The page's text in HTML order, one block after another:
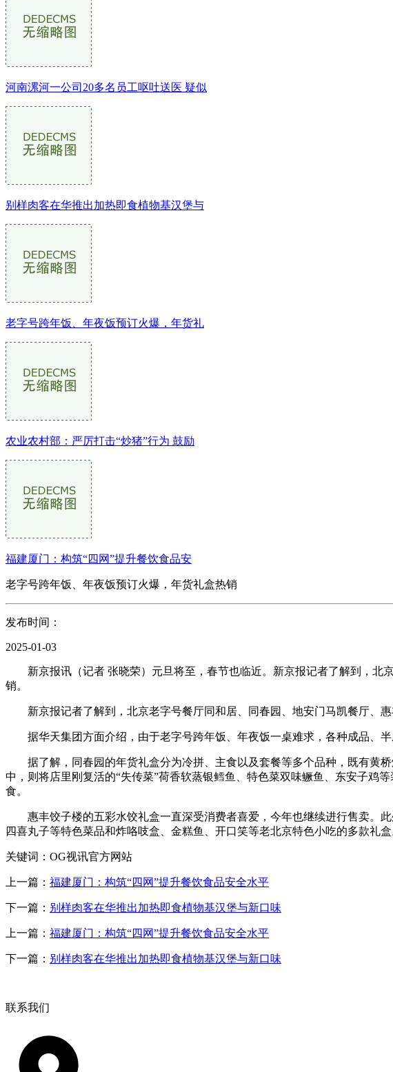
河南漯河一公司20多名员工呕吐送医 疑似
别样肉客在华推出加热即食植物基汉堡与
老字号跨年饭、年夜饭预订火爆，年货礼
农业农村部：严厉打击“炒猪”行为 鼓励
福建厦门：构筑“四网”提升餐饮食品安
老字号跨年饭、年夜饭预订火爆，年货礼盒热销
发布时间：
2025-01-03
新京报讯（记者 张晓荣）元旦将至，春节也临近。新京报记者了解到，北
销。
新京报记者了解到，北京老字号餐厅同和居、同春园、地安门马凯餐厅、惠
据华天集团方面介绍，由于老字号跨年饭、年夜饭一桌难求，各种成品、半
据了解，同春园的年货礼盒分为冷拼、主食以及套餐等多个品种，既有黄桥
中，则将店里刚复活的“失传菜”荷香软蒸银鳕鱼、特色菜双味鳜鱼、东安子鸡
食。
惠丰饺子楼的五彩水饺礼盒一直深受消费者喜爱，今年也继续进行售卖。此
四喜丸子等特色菜品和炸咯吱盒、金糕鱼、开口笑等老北京特色小吃的多款礼
关键词：OG视讯官方网站
上一篇： 福建厦门：构筑“四网”提升餐饮食品安全水平
下一篇： 别样肉客在华推出加热即食植物基汉堡与新口味
上一篇： 福建厦门：构筑“四网”提升餐饮食品安全水平
下一篇： 别样肉客在华推出加热即食植物基汉堡与新口味
联系我们